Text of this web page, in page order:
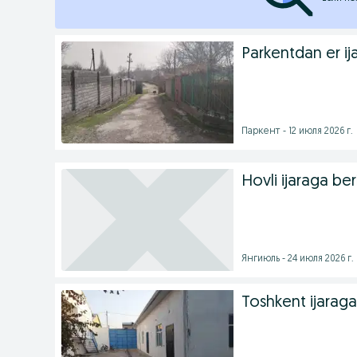
Parkentdan er
Паркент - 12 июля 2026 г.
Hovli ijaraga
Янгиюль - 24 июля 2026 г.
Toshkent